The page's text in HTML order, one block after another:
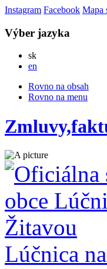
Instagram Facebook Mapa
Výber jazyka
skSlovensky
en
Rovno na obsah
Rovno na menu
Lúčnica